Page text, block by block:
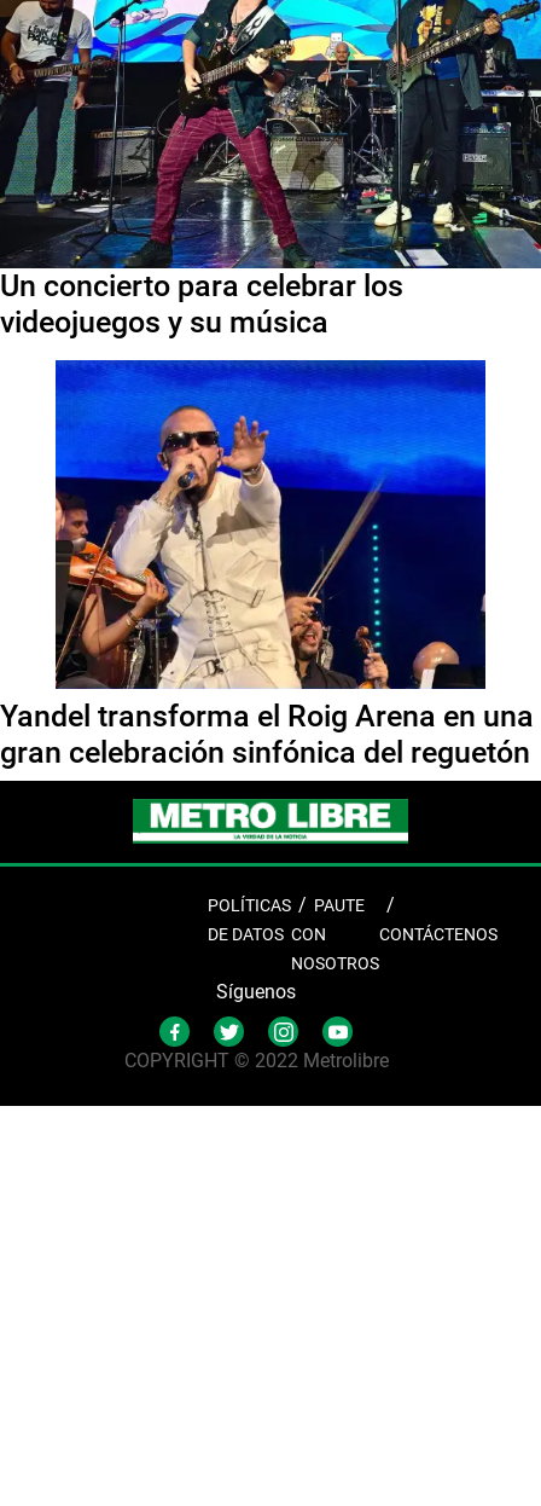
Un concierto para celebrar los
videojuegos y su música
Yandel transforma el Roig Arena en una
gran celebración sinfónica del reguetón
POLÍTICAS
DE DATOS
PAUTE
CON
NOSOTROS
CONTÁCTENOS
Síguenos
COPYRIGHT © 2022 Metrolibre